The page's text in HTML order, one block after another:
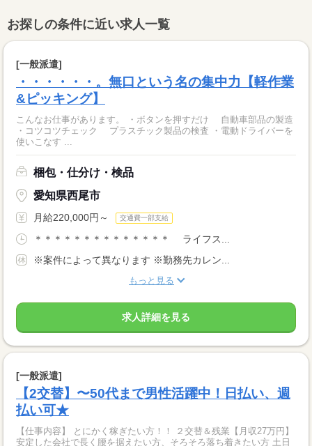
お探しの条件に近い求人一覧
[一般派遣]
・・・・・・。無口という名の集中力【軽作業
&ピッキング】
こんなお仕事があります。 ・ボタンを押すだけ 自動車部品の製造
・コツコツチェック プラスチック製品の検査 ・電動ドライバーを
使いこなす ...
梱包・仕分け・検品
愛知県西尾市
月給220,000円～ 交通費一部支給
＊＊＊＊＊＊＊＊＊＊＊＊＊＊ ライフス...
※案件によって異なります ※勤務先カレン...
もっと見る
求人詳細を見る
[一般派遣]
【2交替】〜50代まで男性活躍中！日払い、週
払い可★
【仕事内容】 とにかく稼ぎたい方！！ ２交替＆残業【月収27万円】
安定した会社で長く腰を据えたい方、そろそろ落ち着きたい方 土日